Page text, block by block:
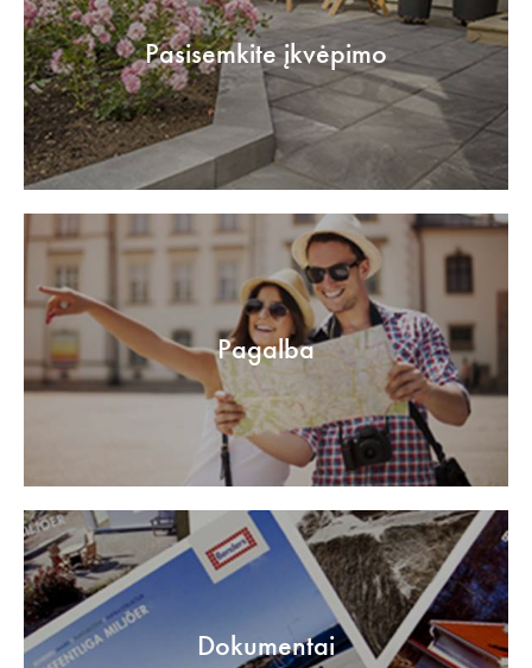
Pasisemkite įkvėpimo
Pagalba
Dokumentai